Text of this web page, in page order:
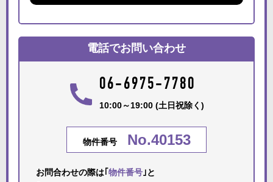
電話でお問い合わせ
06-6975-7780
10:00～19:00 (土日祝除く)
物件番号 No.40153
お問合わせの際は｢ 物件番号 ｣と